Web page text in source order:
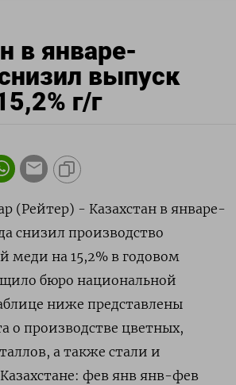
в январе-
выпуск
г/г
(Рейтер) - Казахстан в январе-
снизил производство
меди на 15,2% в годовом
бюро национальной
ниже представлены
о производстве цветных,
а также стали и
фев янв янв-фев